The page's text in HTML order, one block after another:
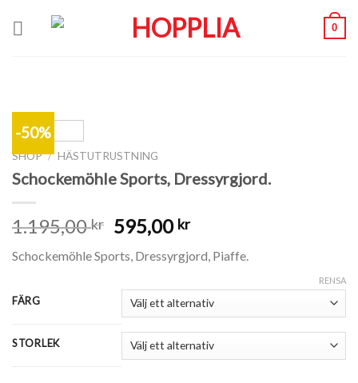
0
-50%
SHOP / HÄSTUTRUSTNING
Schockemöhle Sports, Dressyrgjord.
1.195,00kr 595,00 kr
Schockemöhle Sports, Dressyrgjord, Piaffe.
FÄRG
STORLEK
RENSA